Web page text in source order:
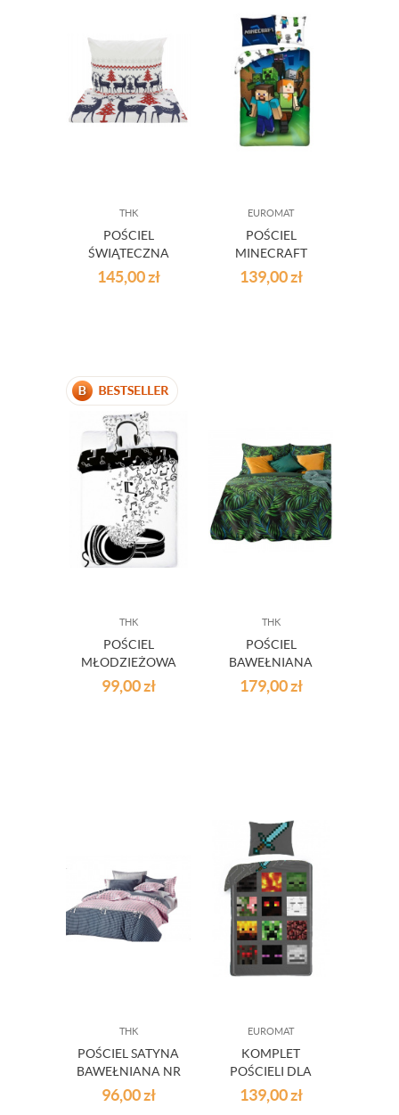
THK
POŚCIEL
ŚWIĄTECZNA
RENIFERY
145,00zł
EUROMAT
POŚCIEL
MINECRAFT
ZIELONA 140/200
CM
139,00zł
THK
POŚCIEL
MŁODZIEŻOWA
MUSIC
99,00zł
THK
POŚCIEL
BAWEŁNIANA
PALMS
179,00zł
THK
POŚCIEL SATYNA
BAWEŁNIANA NR
A1007
96,00zł
EUROMAT
KOMPLET
POŚCIELI DLA
GRACZA
MINECRAFT
139,00zł